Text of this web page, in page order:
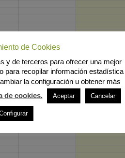
de Cookies
y de terceros para ofrecer una mejor
para recopilar información estadística
la configuración u obtener más
de cookies. Aceptar Cancelar